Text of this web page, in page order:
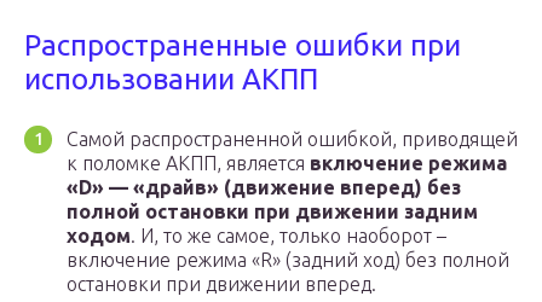
Распространенные ошибки при
использовании АКПП
Самой распространенной ошибкой, приводящей
к поломке АКПП, является включение режима
«D» — «драйв» (движение вперед) без
полной остановки при движении задним
ходом. И, то же самое, только наоборот –
включение режима «R» (задний ход) без полной
остановки при движении вперед.